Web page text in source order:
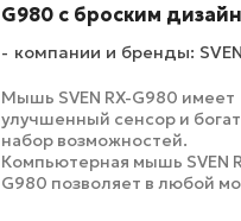
G980 с броским
компании и бренды: SVEN
Мышь SVEN RX-G980 имеет
улучшенный сенсор и
набор возможностей.
Компьютерная мышь SVEN
G980 позволяет в любой